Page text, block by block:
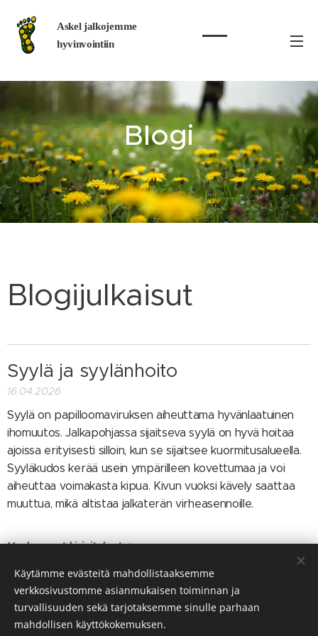
Askel jalkojemme
hyvinvointiin
Blogi
Blogijulkaisut
Syylä ja syylänhoito
16.04.2026
Syylä on papilloomaviruksen aiheuttama hyvänlaatuinen
ihomuutos. Jalkapohjassa sijaitseva syylä on hyvä hoitaa
ajoissa erityisesti silloin, kun se sijaitsee kuormitusalueella.
Syyläkudos kerää usein ympärilleen kovettumaa ja voi
aiheuttaa voimakasta kipua. Kivun vuoksi kävely saattaa
muuttua, mikä altistaa jalkaterän virheasennoille.
Vanhemmat kirjoitukset
Puh.:040 626 5038
Arvostele minut Googlessa
Käytämme evästeitä mahdollistaaksemme
verkkosivustomme asianmukaisen toiminnan ja
turvallisuuden sekä tarjotaksemme sinulle parhaan
mahdollisen käyttökokemuksen.